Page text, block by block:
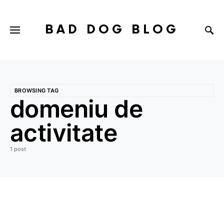
BAD DOG BLOG
BROWSING TAG
domeniu de
activitate
1 post